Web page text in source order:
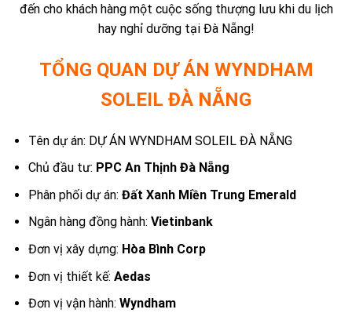
đến cho khách hàng một cuộc sống thượng lưu khi du lịch
hay nghỉ dưỡng tại Đà Nẵng!
TỔNG QUAN DỰ ÁN WYNDHAM
SOLEIL ĐÀ NẴNG
Tên dự án: DỰ ÁN WYNDHAM SOLEIL ĐÀ NẴNG
Chủ đầu tư: PPC An Thịnh Đà Nẵng
Phân phối dự án: Đất Xanh Miền Trung Emerald
Ngân hàng đồng hành: Vietinbank
Đơn vị xây dựng: Hòa Bình Corp
Đơn vị thiết kế: Aedas
Đơn vị vận hành: Wyndham